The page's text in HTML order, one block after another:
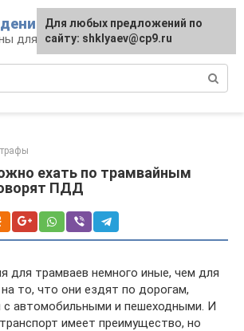
для автомобилистов
ехать по трамвайным
ПДД
для трамваев немного иные, чем для
то, что они ездят по дорогам,
автомобильными и пешеходными. И
имеет преимущество, но
Для любых предложений по
сайту: shklyaev@cp9.ru